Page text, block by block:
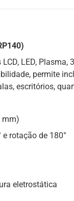
LED,
permite
escritórios,
mm)
rotação de 180°
eletrostática